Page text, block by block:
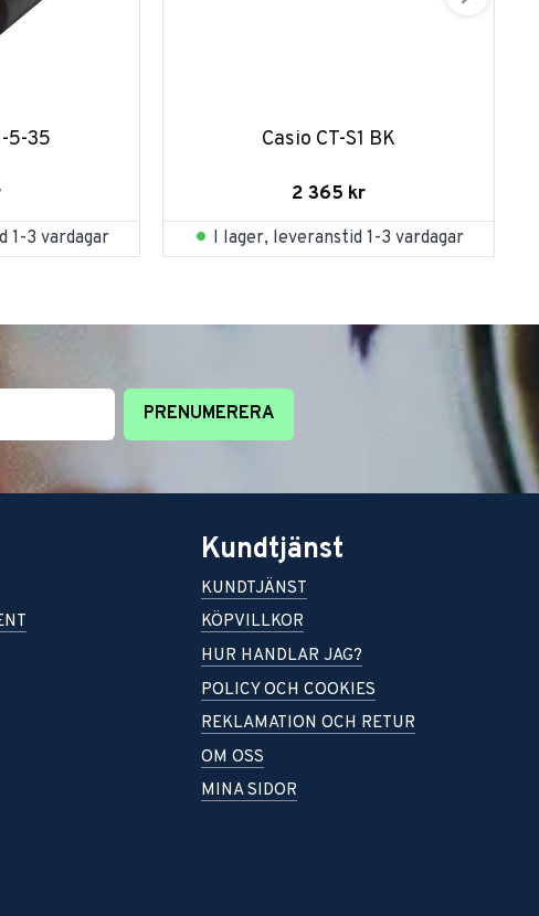
5-35
1-3 vardagar
Casio CT-S1 BK
2 365 kr
I lager, leveranstid 1-3 vardagar
PRENUMERERA
Kundtjänst
KUNDTJÄNST
KÖPVILLKOR
HUR HANDLAR JAG?
POLICY OCH COOKIES
REKLAMATION OCH RETUR
OM OSS
MINA SIDOR